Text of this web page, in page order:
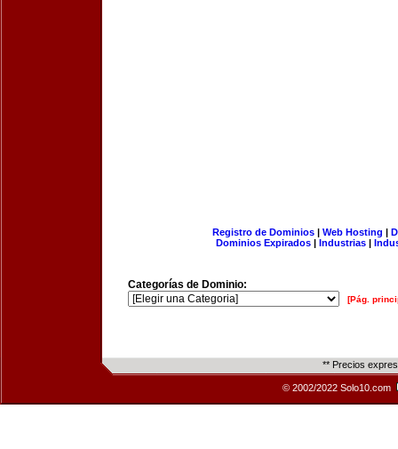
Registro de Dominios| Web Hosting |
Dominios Expirados | Industrias |
Categorías de Dominio:
[Pág.
** Precios
© 2002/2022 Solo10.com